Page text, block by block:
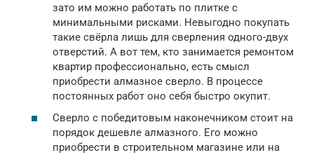
зато им можно работать по плитке с
минимальными рисками. Невыгодно покупать
такие свёрла лишь для сверления одного-двух
отверстий. А вот тем, кто занимается ремонтом
квартир профессионально, есть смысл
приобрести алмазное сверло. В процессе
постоянных работ оно себя быстро окупит.
Сверло с победитовым наконечником стоит на
порядок дешевле алмазного. Его можно
приобрести в строительном магазине или на